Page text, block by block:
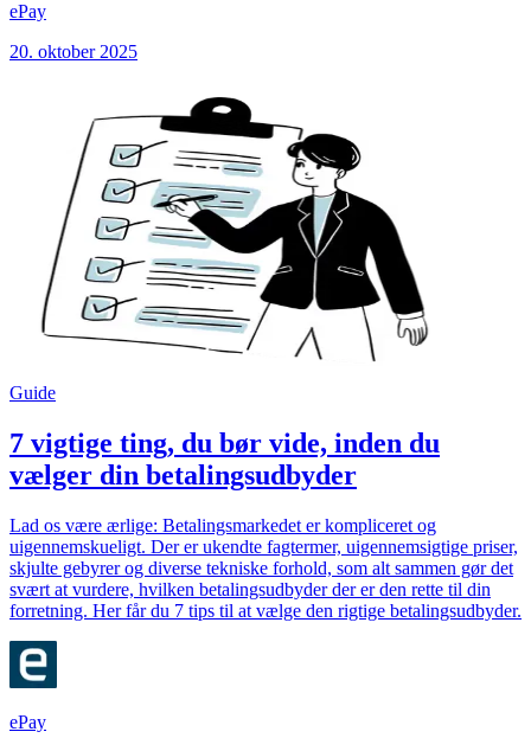
ePay
20. oktober 2025
Guide
7 vigtige ting, du bør vide, inden du
vælger din betalingsudbyder
Lad os være ærlige: Betalingsmarkedet er kompliceret og
uigennemskueligt. Der er ukendte fagtermer, uigennemsigtige priser,
skjulte gebyrer og diverse tekniske forhold, som alt sammen gør det
svært at vurdere, hvilken betalingsudbyder der er den rette til din
forretning. Her får du 7 tips til at vælge den rigtige betalingsudbyder.
ePay